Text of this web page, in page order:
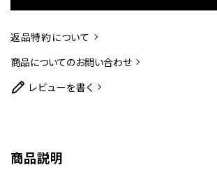
返品特約について
商品についてのお問い合わせ
レビューを書く
商品説明